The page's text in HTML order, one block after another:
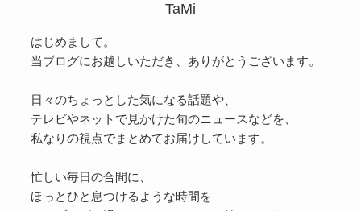
TaMi
はじめまして。
当ブログにお越しいただき、ありがとうございます。
日々のちょっとした気になる話題や、
テレビやネットで見かけた旬のニュースなどを、
私なりの視点でまとめてお届けしています。
忙しい毎日の合間に、
ほっとひと息つけるような時間を